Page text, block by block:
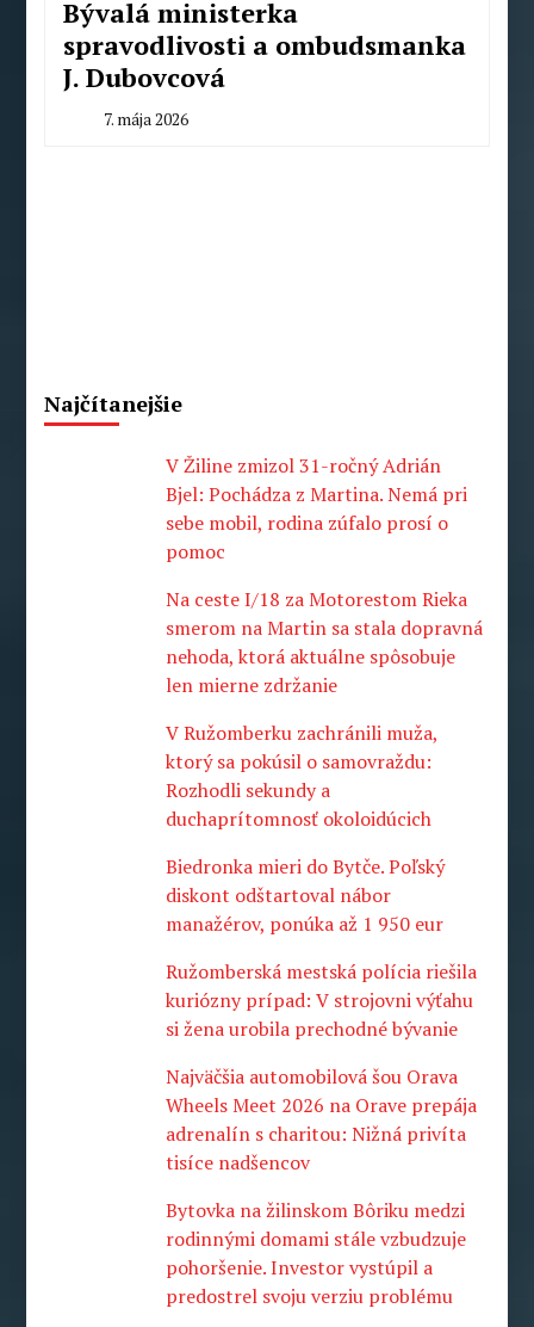
Bývalá ministerka
spravodlivosti a ombudsmanka
J. Dubovcová
7. mája 2026
Najčítanejšie
V Žiline zmizol 31-ročný Adrián
Bjel: Pochádza z Martina. Nemá pri
sebe mobil, rodina zúfalo prosí o
pomoc
Na ceste I/18 za Motorestom Rieka
smerom na Martin sa stala dopravná
nehoda, ktorá aktuálne spôsobuje
len mierne zdržanie
V Ružomberku zachránili muža,
ktorý sa pokúsil o samovraždu:
Rozhodli sekundy a
duchaprítomnosť okoloidúcich
Biedronka mieri do Bytče. Poľský
diskont odštartoval nábor
manažérov, ponúka až 1 950 eur
Ružomberská mestská polícia riešila
kuriózny prípad: V strojovni výťahu
si žena urobila prechodné bývanie
Najväčšia automobilová šou Orava
Wheels Meet 2026 na Orave prepája
adrenalín s charitou: Nižná privíta
tisíce nadšencov
Bytovka na žilinskom Bôriku medzi
rodinnými domami stále vzbudzuje
pohoršenie. Investor vystúpil a
predostrel svoju verziu problému